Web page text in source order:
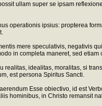
ullam super se ipsam
operationis ipsius: propterea
mere speculativis, negativis
in completa maneret, sed
idealitas, moralitas, si
est persona Spiritus Sancti.
Esse obiectivo, id est
hominibus, in Christo remansit